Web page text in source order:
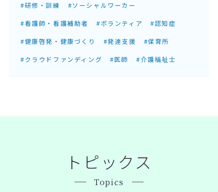
#研修・訓練
#ソーシャルワーカー
#看護師・看護補助者
#ボランティア
#認知症
#健康啓発・健康づくり
#発達支援
#保育所
#クラウドファンディング
#医師 #介護福祉士
トピックス
Topics